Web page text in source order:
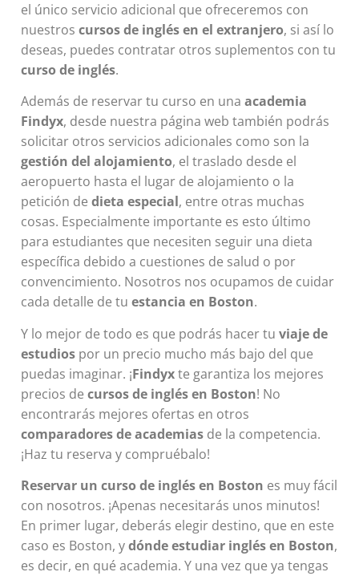
el único servicio adicional que ofreceremos con
nuestroscursos de inglés en el extranjero, si así lo
deseas, puedes contratar otros suplementos con tu
curso de inglés.
Además de reservar tu curso en unaacademia
Findyx, desde nuestra página web también podrás
solicitar otros servicios adicionales como son la
gestión del alojamiento, el traslado desde el
aeropuerto hasta el lugar de alojamiento o la
petición dedieta especial, entre otras muchas
cosas. Especialmente importante es esto último
para estudiantes que necesiten seguir una dieta
específica debido a cuestiones de salud o por
convencimiento. Nosotros nos ocupamos de cuidar
cada detalle de tuestancia en Boston.
Y lo mejor de todo es que podrás hacer tuviaje de
estudios por un precio mucho más bajo del que
puedas imaginar. ¡Findyxte garantiza los mejores
precios decursos de inglés en Boston! No
encontrarás mejores ofertas en otros
comparadores de academias de la competencia.
¡Haz tu reserva y compruébalo!
Reservar un curso de inglés en Boston es muy fácil
con nosotros. ¡Apenas necesitarás unos minutos!
En primer lugar, deberás elegir destino, que en este
caso es Boston, ydónde estudiar inglés en Boston,
es decir, en qué academia. Y una vez que ya tengas